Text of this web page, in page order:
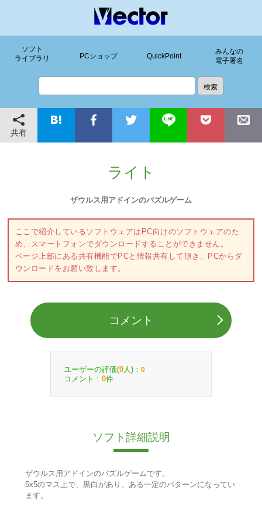
ソフト
ライブラリ
PCショップ QuickPoint
みんなの
電子署名
共有
ライト
ザウルス用アドインのパズルゲーム
ここで紹介しているソフトウェアはPC向けのソフトウェアのた
め、スマートフォンでダウンロードすることができません。
ページ上部にある共有機能でPCと情報共有して頂き、PCからダ
ウンロードをお願い致します。
コメント
ユーザーの評価(0 人)： 0
コメント： 0件
ソフト詳細説明
ザウルス用アドインのパズルゲームです。
5x5のマス上で、黒白があり、ある一定のパターンになってい
ます。